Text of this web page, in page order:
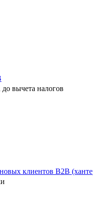
до вычета налогов
клиентов В2В